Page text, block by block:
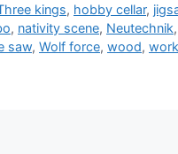
kings, hobby cellar,
, nativity scene, Neutechnik,
saw, Wolf force, wood,